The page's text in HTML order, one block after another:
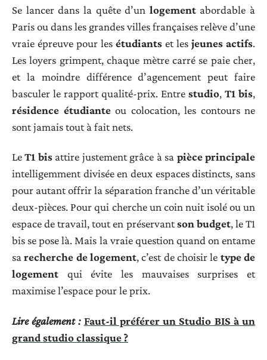
Se lancer dans la quête d’un logementabordable à
Paris ou dans les grandes villes françaises relève d’une
vraie épreuve pour les étudiants et les jeunes actifs.
Les loyers grimpent, chaque mètre carré se paie cher,
et la moindre différence d’agencement peut faire
basculer le rapport qualité-prix. Entre studio, T1 bis,
résidence étudianteou colocation, les contours ne
sont jamais tout à fait nets.
LeT1 bisattire justement grâce à sa pièce principale
intelligemment divisée en deux espaces distincts, sans
pour autant offrir la séparation franche d’un véritable
deux-pièces. Pour qui cherche un coin nuit isolé ou un
espace de travail, tout en préservantson budget, le T1
bis se pose là. Mais la vraie question quand on entame
sarecherche de logement, c’est de choisir le type de
logement qui évite les mauvaises surprises et
maximise l’espace pour le prix.
Lire également : Faut-il préférer un Studio BIS à un
grand studio classique ?